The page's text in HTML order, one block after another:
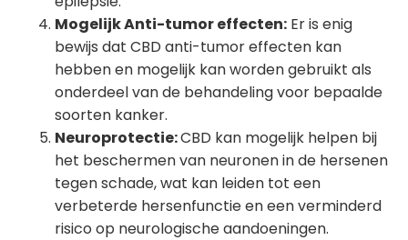
MogelijkAnti-tumor effecten: Er is enig
bewijs dat CBD anti-tumor effecten kan
hebben en mogelijk kan worden gebruikt als
onderdeel van de behandeling voor bepaalde
soorten kanker.
Neuroprotectie:CBD kan mogelijk helpen bij
het beschermen van neuronen in de hersenen
tegen schade, wat kan leiden tot een
verbeterde hersenfunctie en een verminderd
risico op neurologische aandoeningen.